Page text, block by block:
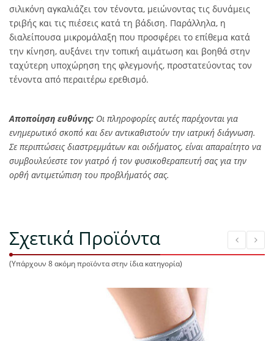
σιλικόνη αγκαλιάζει τον τένοντα, μειώνοντας τις δυνάμεις
τριβής και τις πιέσεις κατά τη βάδιση. Παράλληλα, η
διαλείπουσα μικρομάλαξη που προσφέρει το επίθεμα κατά
την κίνηση, αυξάνει την τοπική αιμάτωση και βοηθά στην
ταχύτερη υποχώρηση της φλεγμονής, προστατεύοντας τον
τένοντα από περαιτέρω ερεθισμό.
Αποποίηση ευθύνης: Οι πληροφορίες αυτές παρέχονται για
ενημερωτικό σκοπό και δεν αντικαθιστούν την ιατρική διάγνωση.
Σε περιπτώσεις διαστρεμμάτων και οιδήματος, είναι απαραίτητο να
συμβουλεύεστε τον γιατρό ή τον φυσικοθεραπευτή σας για την
ορθή αντιμετώπιση του προβλήματός σας.
Σχετικά Προϊόντα
(Υπάρχουν 8 ακόμη προϊόντα στην ίδια κατηγορία)